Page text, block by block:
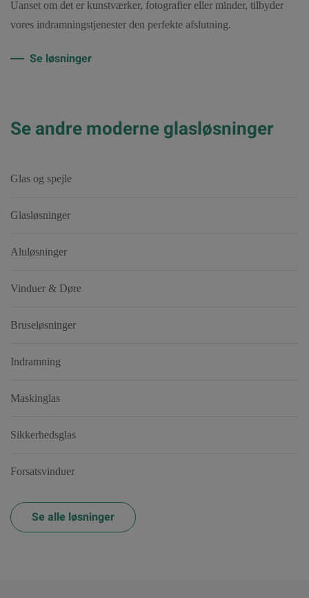
Uanset om det er kunstværker, fotografier eller minder, tilbyder
vores indramningstjenester den perfekte afslutning.
Se løsninger
Se andre moderne glasløsninger
Glas og spejle
Glasløsninger
Aluløsninger
Vinduer & Døre
Bruseløsninger
Indramning
Maskinglas
Sikkerhedsglas
Forsatsvinduer
Se alle løsninger